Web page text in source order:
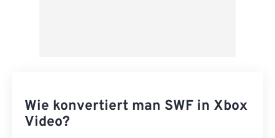
Wie konvertiert man SWF in Xbox
Video?